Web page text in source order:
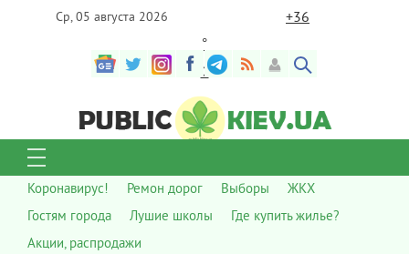
Ср, 05 августа 2026 +36
°
C
Коронавирус! Ремон дорог Выборы
ЖКХ
Гостям города
Лушие школы
Где купить жилье?
Акции, распродажи